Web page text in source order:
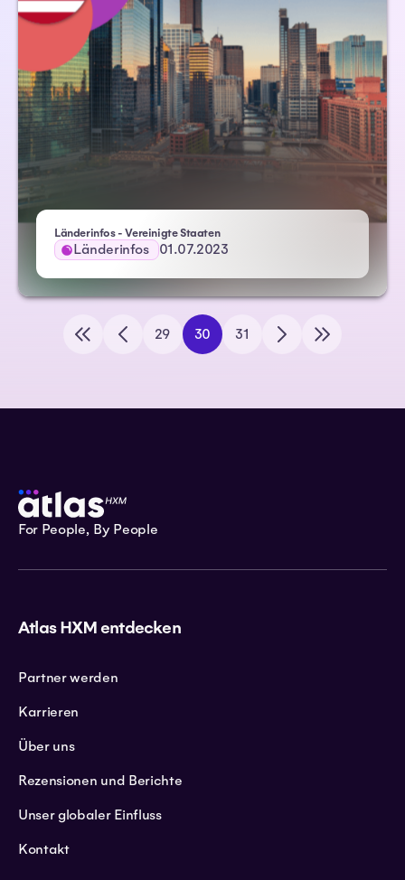
Länderinfos - Vereinigte Staaten
Länderinfos 01.07.2023
29 30 31
For People, By People
Atlas HXM entdecken
Partner werden
Karrieren
Über uns
Rezensionen und Berichte
Unser globaler Einfluss
Kontakt